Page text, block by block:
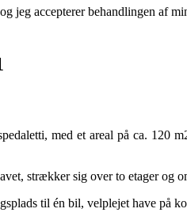
og jeg accepterer behandlingen af
med et areal på ca. 120
strækker sig over to etager og
til én bil, velplejet have på